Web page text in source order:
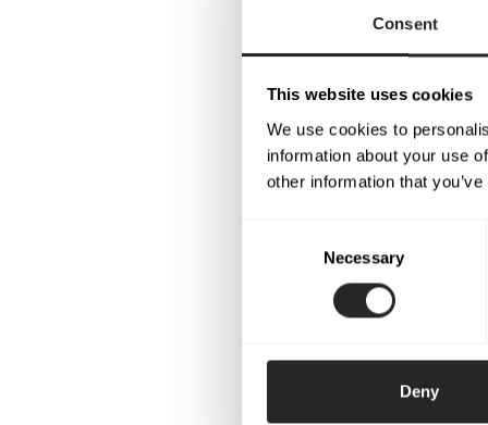
Consent
This website uses cookies
We use cookies to
information about your use
other information that
Necessary
Deny